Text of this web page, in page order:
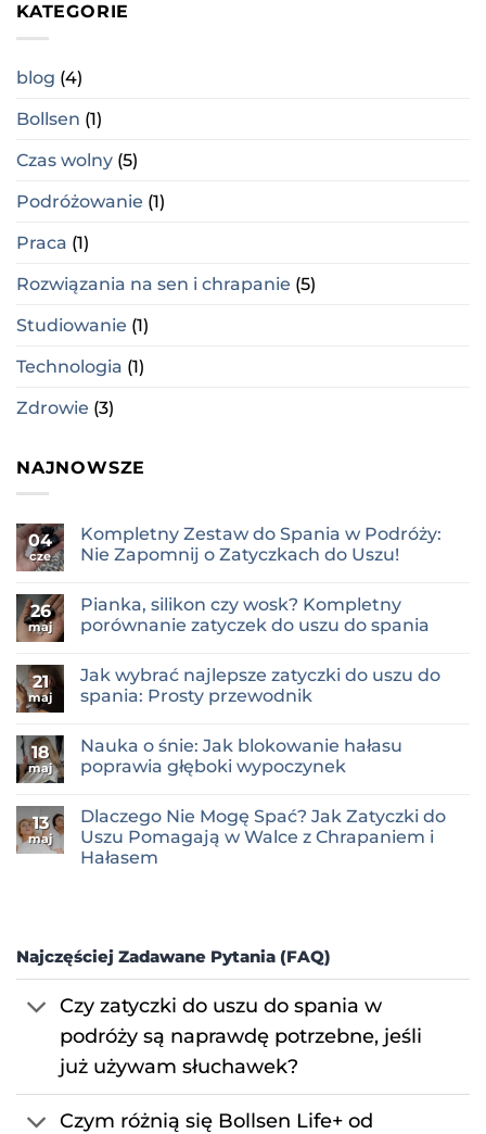
KATEGORIE
blog (4)
Bollsen (1)
Czas wolny (5)
Podróżowanie (1)
Praca (1)
Rozwiązania na sen i chrapanie (5)
Studiowanie (1)
Technologia (1)
Zdrowie (3)
NAJNOWSZE
04
cze
Kompletny Zestaw do Spania w Podróży:
Nie Zapomnij o Zatyczkach do Uszu!
do
Kompletny
Zestaw
w
Podróży:
Nie
Zatyczkach
do
Uszu!
26
maj
Pianka, silikon czy wosk? Kompletny
porównanie zatyczek do uszu do spania
do
Pianka,
silikon
Kompletny
porównanie
zatyczek
do
spania
21
maj
Jak wybrać najlepsze zatyczki do uszu do
spania: Prosty przewodnik
do
Jak
wybrać
do
uszu
do
spania:
18
maj
Nauka o śnie: Jak blokowanie hałasu
poprawia głęboki wypoczynek
do
Nauka
o
śnie:
13
maj
Dlaczego Nie Mogę Spać? Jak Zatyczki do
Uszu Pomagają w Walce z Chrapaniem i
Hałasem
Mogę
Spać?
Jak
do
Uszu
Pomagają
Walce
z
Chrapaniem
Hałasem
Najczęściej Zadawane Pytania (FAQ)
Czy zatyczki do uszu do spania w
podróży są naprawdę potrzebne, jeśli
już używam słuchawek?
Czym różnią się Bollsen Life+ od